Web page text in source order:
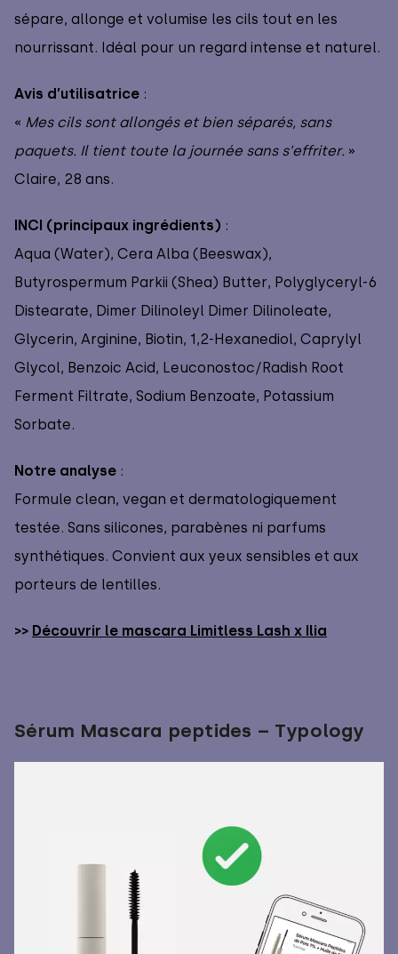
sépare, allonge et volumise les cils tout en les
nourrissant. Idéal pour un regard intense et naturel.
Avis d’utilisatrice :
« Mes cils sont allongés et bien séparés, sans
paquets. Il tient toute la journée sans s’effriter. »
Claire, 28 ans.
INCI (principaux ingrédients) :
Aqua (Water), Cera Alba (Beeswax),
Butyrospermum Parkii (Shea) Butter, Polyglyceryl-6
Distearate, Dimer Dilinoleyl Dimer Dilinoleate,
Glycerin, Arginine, Biotin, 1,2-Hexanediol, Caprylyl
Glycol, Benzoic Acid, Leuconostoc/Radish Root
Ferment Filtrate, Sodium Benzoate, Potassium
Sorbate.
Notre analyse :
Formule clean, vegan et dermatologiquement
testée. Sans silicones, parabènes ni parfums
synthétiques. Convient aux yeux sensibles et aux
porteurs de lentilles.
>> Découvrir le mascara Limitless Lash x Ilia
Sérum Mascara peptides – Typology